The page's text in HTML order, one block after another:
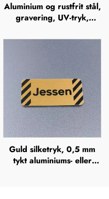
Aluminium og rustfrit stål,
gravering, UV-tryk,
metalnavneplader,
Guld silketryk, 0,5 mm
tykt aluminiums- eller